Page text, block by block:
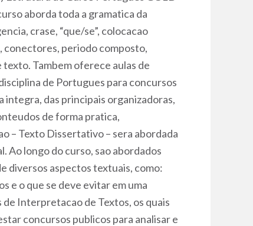
aborda toda a gramatica da
crase, “que/se”, colocacao
conectores, periodo composto,
Tambem oferece aulas de
de Portugues para concursos
integra, das principais organizadoras,
de forma pratica,
– Texto Dissertativo – sera abordada
Ao longo do curso, sao abordados
diversos aspectos textuais, como:
e o que se deve evitar em uma
Interpretacao de Textos, os quais
concursos publicos para analisar e